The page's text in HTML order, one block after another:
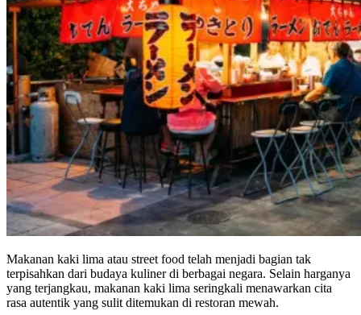
Makanan kaki lima atau street food telah menjadi bagian tak
terpisahkan dari budaya kuliner di berbagai negara. Selain harganya
yang terjangkau, makanan kaki lima seringkali menawarkan cita
rasa autentik yang sulit ditemukan di restoran mewah.